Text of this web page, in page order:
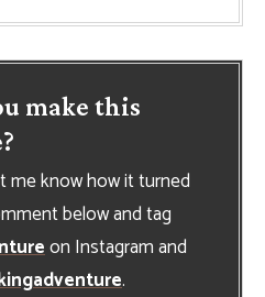
make this
me know how it turned
below and tag
on Instagram and
.